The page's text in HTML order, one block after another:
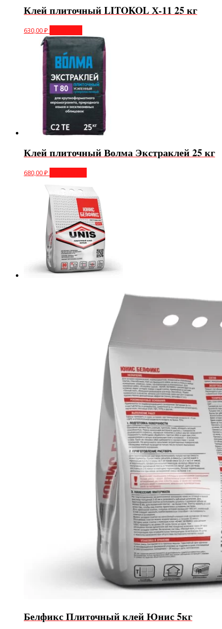
Клей плиточный LITOKOL Х-11 25 кг
630,00₽
Клей плиточный Волма Экстраклей 25 кг
680,00₽
Белфикс Плиточный клей Юнис 5кг